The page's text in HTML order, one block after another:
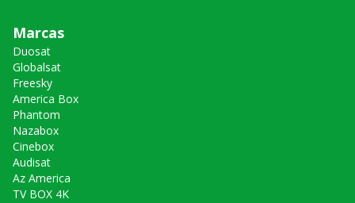
Marcas
Duosat
Globalsat
Freesky
America Box
Phantom
Nazabox
Cinebox
Audisat
Az America
TV BOX 4K